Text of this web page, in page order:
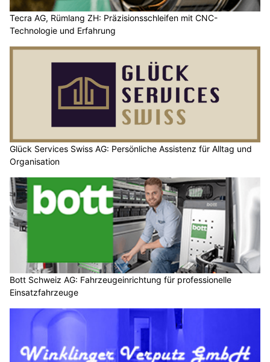
Tecra AG, Rümlang ZH: Präzisionsschleifen mit CNC-
Technologie und Erfahrung
Glück Services Swiss AG: Persönliche Assistenz für Alltag und
Organisation
Bott Schweiz AG: Fahrzeugeinrichtung für professionelle
Einsatzfahrzeuge